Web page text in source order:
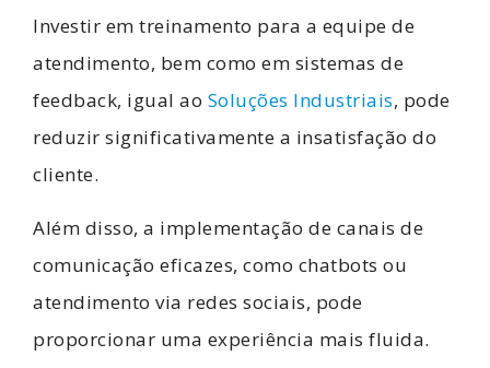
Investir em treinamento para a equipe de
atendimento, bem como em sistemas de
feedback, igual ao Soluções Industriais, pode
reduzir significativamente a insatisfação do
cliente.
Além disso, a implementação de canais de
comunicação eficazes, como chatbots ou
atendimento via redes sociais, pode
proporcionar uma experiência mais fluida.